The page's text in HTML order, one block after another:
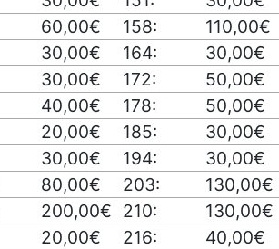
60,00€ 158: 110,00€
30,00€ 164: 30,00€
30,00€ 172: 50,00€
40,00€ 178: 50,00€
20,00€ 185: 30,00€
30,00€ 194: 30,00€
80,00€ 203: 130,00€
200,00€ 210: 130,00€
20,00€ 216: 40,00€